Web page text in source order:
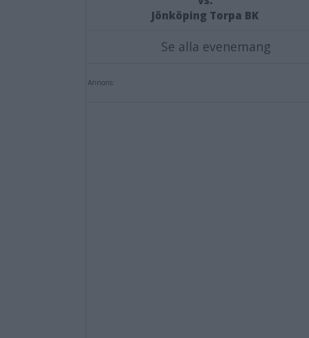
Jönköping Torpa BK
Se alla evenemang
Annons: